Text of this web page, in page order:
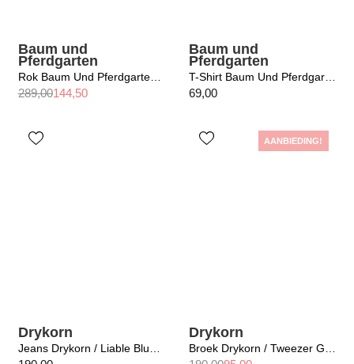
Baum und
Pferdgarten
Rok Baum Und Pferdgarten / Sabrinna Grey Stripes
289,00144,50
Baum und
Pferdgarten
69,00
Drykorn
Jeans Drykorn / Liable Blue 3700
AANBIEDING!
Drykorn
Broek Drykorn / Tweezer Grey 6502